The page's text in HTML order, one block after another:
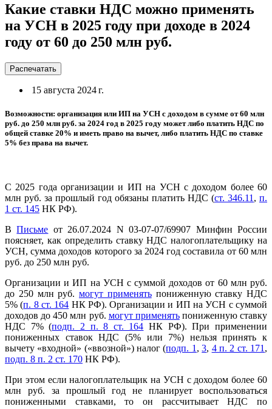
Какие ставки НДС можно применять
на УСН в 2025 году при доходе в 2024
году от 60 до 250 млн руб.
Распечатать
15 августа 2024 г.
Возможности: организация или ИП на УСН с доходом в сумме от 60 млн
руб. до 250 млн руб. за 2024 год в 2025 году может либо платить НДС по
общей ставке 20% и иметь право на вычет, либо платить НДС по ставке
5% без права на вычет.
С 2025 года организации и ИП на УСН с доходом более 60
млн руб. за прошлый год обязаны платить НДС (ст. 346.11 , п.
1 ст. 145 НК РФ).
ВПисьме от 26.07.2024 N 03-07-07/69907 Минфин России
поясняет, как определить ставку НДС налогоплательщику на
УСН, сумма доходов которого за 2024 год составила от 60 млн
руб. до 250 млн руб.
Организации и ИП на УСН с суммой доходов от 60 млн руб.
до 250 млн руб. могут применятьпониженную ставку НДС
5% (п. 8 ст. 164 НК РФ). Организации и ИП на УСН с суммой
доходов до 450 млн руб. могут применятьпониженную ставку
НДС 7% (подп. 2 п. 8 ст. 164 НК РФ). При применении
пониженных ставок НДС (5% или 7%) нельзя принять к
вычету «входной» («ввозной») налог (подп. 1 ,3, 4 п. 2 ст. 171 ,
подп. 8 п. 2 ст. 170 НК РФ).
При этом если налогоплательщик на УСН с доходом более 60
млн руб. за прошлый год не планирует воспользоваться
пониженными ставками, то он рассчитывает НДС по